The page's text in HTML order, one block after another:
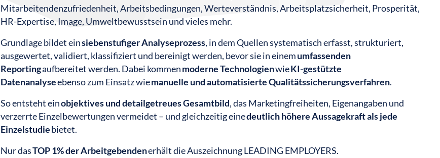
Mitarbeitendenzufriedenheit, Arbeitsbedingungen, Werteverständnis, Arbeitsplatzsicherheit, Prosperität,
HR-Expertise, Image, Umweltbewusstsein und vieles mehr.
Grundlage bildet einsiebenstufiger Analyseprozess, in dem Quellen systematisch erfasst, strukturiert,
ausgewertet, validiert, klassifiziert und bereinigt werden, bevor sie in einemumfassenden
Reportingaufbereitet werden. Dabei kommenmoderne TechnologienwieKI-gestützte
Datenanalyseebenso zum Einsatz wiemanuelle und automatisierte Qualitätssicherungsverfahren.
So entsteht einobjektives und detailgetreues Gesamtbild, das Marketingfreiheiten, Eigenangaben und
verzerrte Einzelbewertungen vermeidet – und gleichzeitig einedeutlich höhere Aussagekraft als jede
Einzelstudiebietet.
Nur dasTOP 1% der Arbeitgebendenerhält die Auszeichnung LEADING EMPLOYERS.